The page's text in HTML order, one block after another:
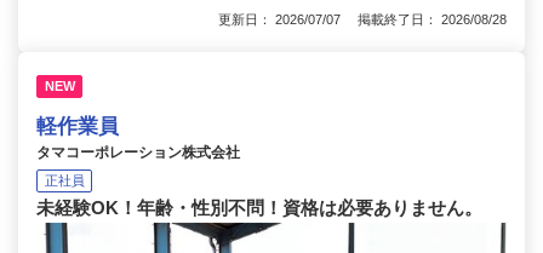
更新日： 2026/07/07 掲載終了日： 2026/08/28
NEW
軽作業員
タマコーポレーション株式会社
正社員
未経験OK！年齢・性別不問！資格は必要ありません。